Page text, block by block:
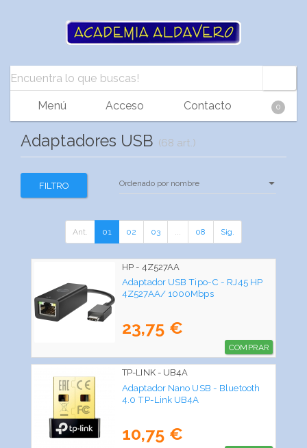
Menú Acceso Contacto 0
Adaptadores USB (68 art.)
FILTRO
Ant. 01 02 03 08 Sig.
HP - 4Z527AA
Adaptador USB Tipo-C - RJ45 HP
4Z527AA/ 1000Mbps
23,75 €
COMPRAR
TP-LINK - UB4A
Adaptador Nano USB - Bluetooth
4.0 TP-Link UB4A
10,75 €